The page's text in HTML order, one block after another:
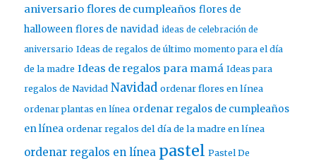
aniversario flores de cumpleaños flores de
halloween flores de navidad ideas de celebración de
aniversario Ideas de regalos de último momento para el día
de la madre Ideas de regalos para mamá Ideas para
regalos de Navidad Navidad ordenar flores en línea
ordenar plantas en línea ordenar regalos de cumpleaños
en línea ordenar regalos del día de la madre en línea
ordenar regalos en línea pastel Pastel De